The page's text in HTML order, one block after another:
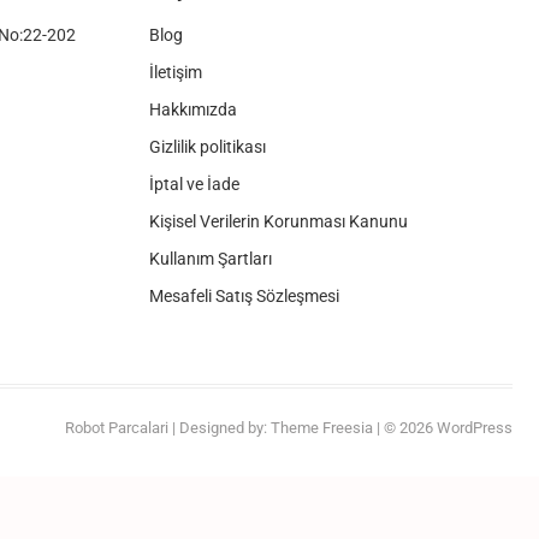
202
Blog
İletişim
Hakkımızda
Gizlilik politikası
İptal ve İade
Kişisel Verilerin Korunması Kanunu
Kullanım Şartları
Mesafeli Satış Sözleşmesi
Robot Parcalari | Designed by: Theme Freesia | © 2026 WordPress